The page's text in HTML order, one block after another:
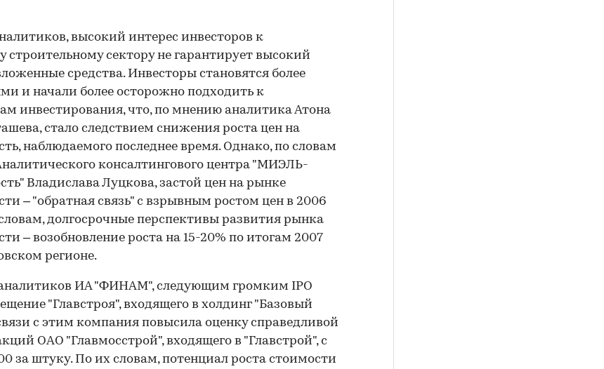
высокий интерес инвесторов к
строительному сектору не гарантирует высокий
средства. Инвесторы становятся более
и начали более осторожно подходить к
инвестирования, что, по мнению аналитика Атона
стало следствием снижения роста цен на
наблюдаемого последнее время. Однако, по словам
консалтингового центра "МИЭЛЬ-
Владислава Луцкова, застой цен на рынке
– "обратная связь" с взрывным ростом цен в 2006
долгосрочные перспективы развития рынка
– возобновление роста на 15-20% по итогам 2007
регионе.
ИА "ФИНАМ", следующим громким IPO
"Главстроя", входящего в холдинг "Базовый
с этим компания повысила оценку справедливой
ОАО "Главмосстрой", входящего в "Главстрой", с
за штуку. По их словам, потенциал роста стоимости